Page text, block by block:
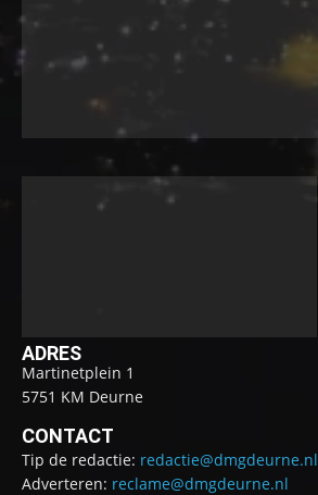
ADRES
Martinetplein 1
5751 KM Deurne
CONTACT
Tip de redactie: redactie@dmgdeurne.nl
Adverteren: reclame@dmgdeurne.nl